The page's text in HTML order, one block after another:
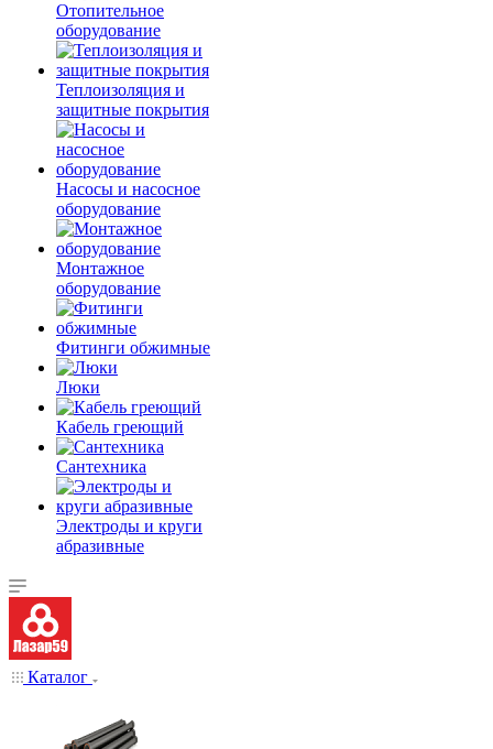
Отопительное
оборудование
Теплоизоляция и
защитные покрытия
Насосы и насосное
оборудование
Монтажное
оборудование
Фитинги обжимные
Люки
Кабель греющий
Сантехника
Электроды и круги
абразивные
Каталог